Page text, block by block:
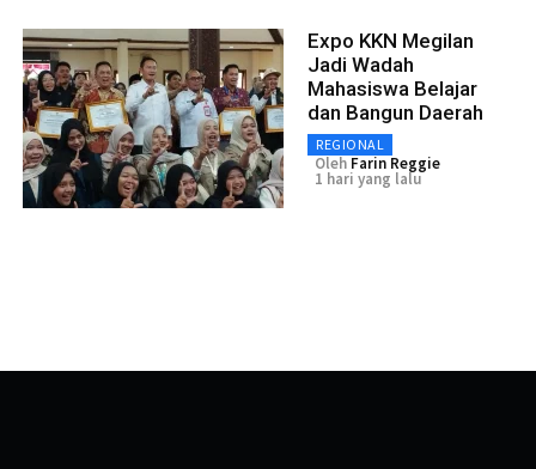
Expo KKN Megilan
Jadi Wadah
Mahasiswa Belajar
dan Bangun Daerah
REGIONAL
Oleh Farin Reggie
1 hari yang lalu